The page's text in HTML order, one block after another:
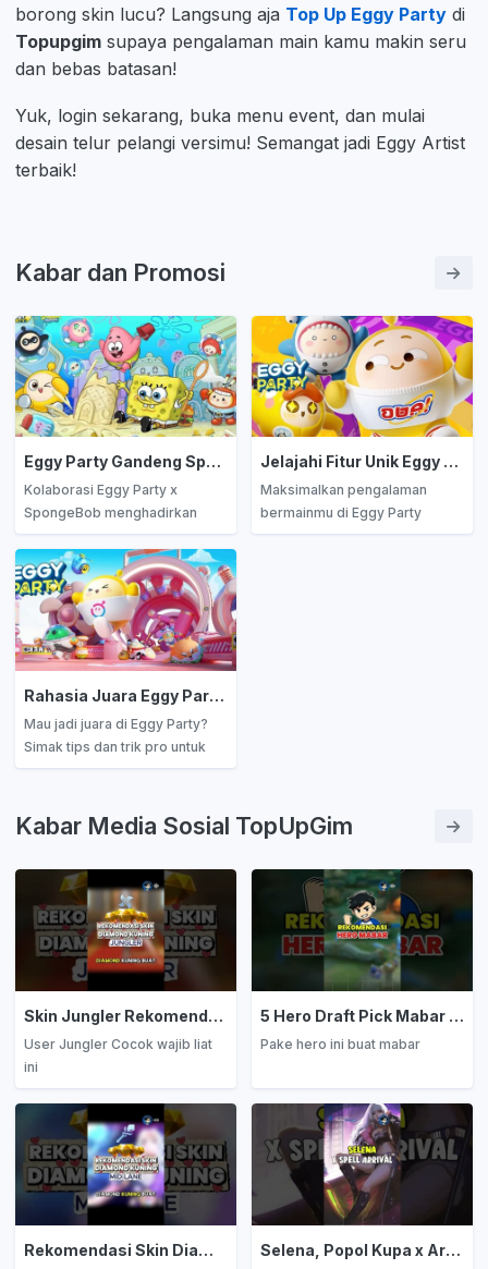
borong skin lucu? Langsung aja Top Up Eggy Party di
Topupgim supaya pengalaman main kamu makin seru
dan bebas batasan!
Yuk, login sekarang, buka menu event, dan mulai
desain telur pelangi versimu! Semangat jadi Eggy Artist
terbaik!
Kabar dan Promosi
Eggy Party Gandeng SpongeBob SquarePants, Siap-Siap Keseruan Tiada Henti!
Kolaborasi Eggy Party x
SpongeBob menghadirkan
kostum eksklusif, peta Bikini
Bottom, dan event seru untuk
pengalaman gaming penuh
warna dan keseruan tanpa
batas.
Jelajahi Fitur Unik Eggy Party: Panduan Lengkap untuk Pengalaman Bermain Maksimal
Maksimalkan pengalaman
bermainmu di Eggy Party
dengan fitur seru seperti
Rahasia Juara Eggy Party: Tips dan Trik Ampuh Menang di Setiap Balapan
Mau jadi juara di Eggy Party?
Simak tips dan trik pro untuk
menang di setiap mode
sampai strategi tingkat lanjut,
semuanya ada di sini.
Kabar Media Sosial TopUpGim
Skin Jungler Rekomendasi Diamond Kuning
User Jungler Cocok wajib liat
ini
5 Hero Draft Pick Mabar Auto Win
Pake hero ini buat mabar
Rekomendasi Skin Diamond Kuning: Mage Selena, Popol Kupa x Arrival